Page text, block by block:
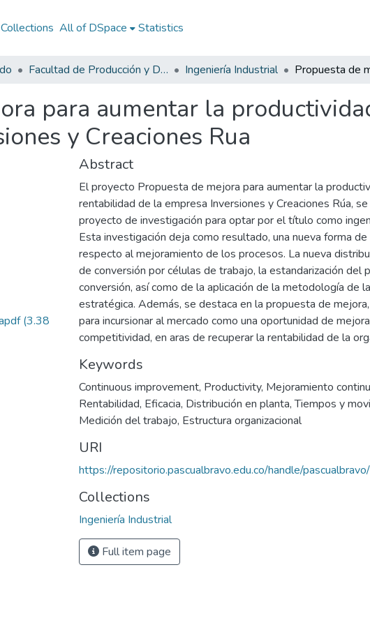
All of DSpace Statistics
Facultad de Producción y Diseño Ingeniería Industrial
para aumentar la
y Creaciones Rua
(3.38
Abstract
El proyecto Propuesta de mejora para aumentar la
rentabilidad de la empresa Inversiones y Creaciones Rúa,
proyecto de investigación para optar por el título como
Esta investigación deja como resultado, una nueva forma
respecto al mejoramiento de los procesos. La nueva
de conversión por células de trabajo, la estandarización del
conversión, así como de la aplicación de la metodología de
estratégica. Además, se destaca en la propuesta de
para incursionar al mercado como una oportunidad de
competitividad, en aras de recuperar la rentabilidad de la
Keywords
Continuous improvement, Productivity, Mejoramiento
Rentabilidad, Eficacia, Distribución en planta,Tiempos y
Medición del trabajo, Estructura organizacional
URI
https://repositorio.pascualbravo.edu.co/handle/
Collections
Ingeniería Industrial
Full item page